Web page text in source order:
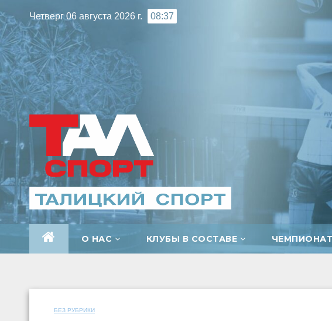
к
содержимому
Четверг 06 августа 2026 г. 08:37
О НАС КЛУБЫ В СОСТАВЕ
БЕЗ РУБРИКИ